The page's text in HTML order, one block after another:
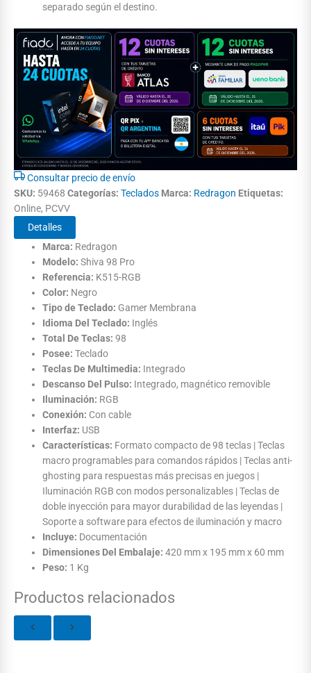
separado según el destino.
Consultar precio de envío
SKU: 59468 Categorías: Teclados Marca: Redragon Etiquetas:
Online, PCVV
Detalles
Marca: Redragon
Modelo: Shiva 98 Pro
Referencia: K515-RGB
Color: Negro
Tipo de Teclado: Gamer Membrana
Idioma Del Teclado: Inglés
Total De Teclas: 98
Posee: Teclado
Teclas De Multimedia: Integrado
Descanso Del Pulso: Integrado, magnético removible
Iluminación: RGB
Conexión: Con cable
Interfaz: USB
Características: Formato compacto de 98 teclas | Teclas
macro programables para comandos rápidos | Teclas anti-
ghosting para respuestas más precisas en juegos |
Iluminación RGB con modos personalizables | Teclas de
doble inyección para mayor durabilidad de las leyendas |
Soporte a software para efectos de iluminación y macro
Incluye: Documentación
Dimensiones Del Embalaje: 420 mm x 195 mm x 60 mm
Peso: 1 Kg
Productos relacionados